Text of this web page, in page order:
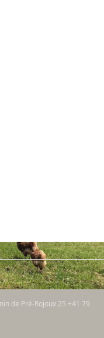
de Pré-Rojoux 25 +41 79